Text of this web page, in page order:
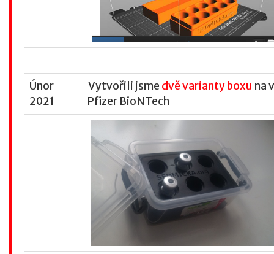
Únor
2021
Vytvořili jsme dvě varianty boxu na
Pfizer BioNTech